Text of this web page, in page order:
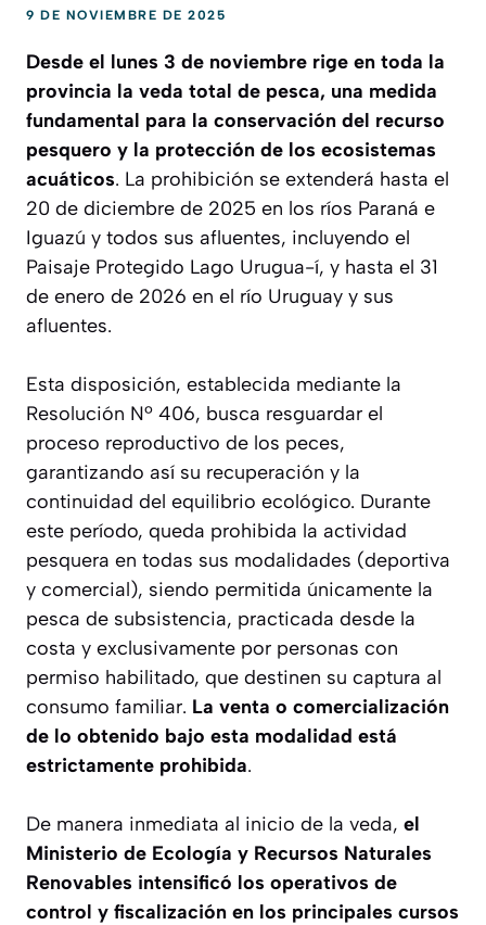
9 DE NOVIEMBRE DE 2025
Desde el lunes 3 de noviembre rige en toda la
provincia la veda total de pesca, una medida
fundamental para la conservación del recurso
pesquero y la protección de los ecosistemas
acuáticos. La prohibición se extenderá hasta el
20 de diciembre de 2025 en los ríos Paraná e
Iguazú y todos sus afluentes, incluyendo el
Paisaje Protegido Lago Urugua-í, y hasta el 31
de enero de 2026 en el río Uruguay y sus
afluentes.
Esta disposición, establecida mediante la
Resolución Nº 406, busca resguardar el
proceso reproductivo de los peces,
garantizando así su recuperación y la
continuidad del equilibrio ecológico. Durante
este período, queda prohibida la actividad
pesquera en todas sus modalidades (deportiva
y comercial), siendo permitida únicamente la
pesca de subsistencia, practicada desde la
costa y exclusivamente por personas con
permiso habilitado, que destinen su captura al
consumo familiar. La venta o comercialización
de lo obtenido bajo esta modalidad está
estrictamente prohibida.
De manera inmediata al inicio de la veda, el
Ministerio de Ecología y Recursos Naturales
Renovables intensificó los operativos de
control y fiscalización en los principales cursos